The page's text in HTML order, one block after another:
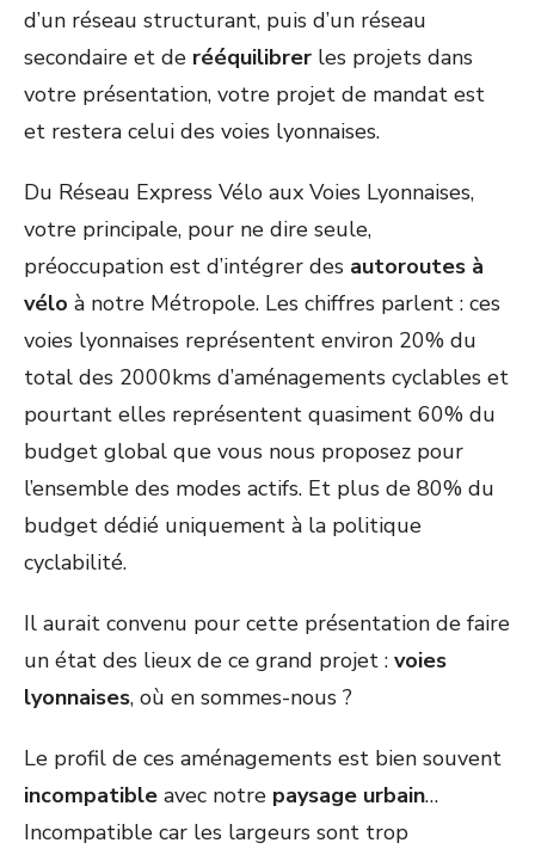
d’un réseau structurant, puis d’un réseau
secondaire et de rééquilibrer les projets dans
votre présentation, votre projet de mandat est
et restera celui des voies lyonnaises.
Du Réseau Express Vélo aux Voies Lyonnaises,
votre principale, pour ne dire seule,
préoccupation est d’intégrer des autoroutes à
vélo à notre Métropole. Les chiffres parlent : ces
voies lyonnaises représentent environ 20% du
total des 2000kms d’aménagements cyclables et
pourtant elles représentent quasiment 60% du
budget global que vous nous proposez pour
l’ensemble des modes actifs. Et plus de 80% du
budget dédié uniquement à la politique
cyclabilité.
Il aurait convenu pour cette présentation de faire
un état des lieux de ce grand projet : voies
lyonnaises, où en sommes-nous ?
Le profil de ces aménagements est bien souvent
incompatible avec notre paysage urbain…
Incompatible car les largeurs sont trop